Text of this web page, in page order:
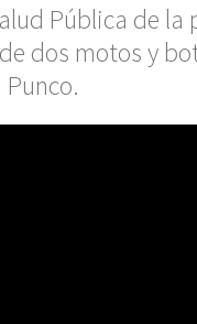
Pública de la
dos motos y